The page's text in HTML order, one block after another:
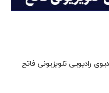
رادیویی تلویزیونی فاتح